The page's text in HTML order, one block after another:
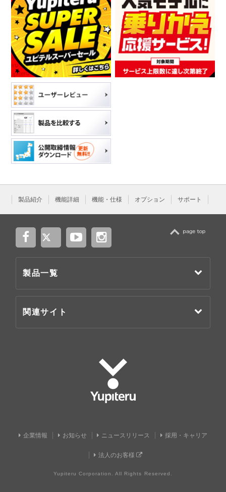
製品紹介 機能詳細 機能・仕様 オプション サポート
製品一覧
関連サイト
企業情報 お知らせ ニュースリリース 採用・キャリア
法人のお客様
Yupiteru Corporation. All Rights Reserved.